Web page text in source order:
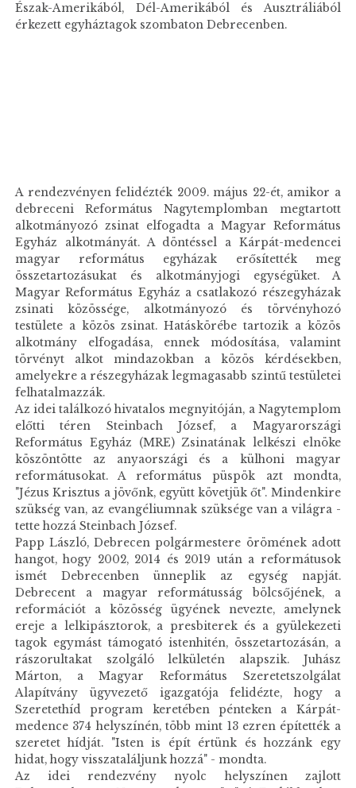
Észak-Amerikából, Dél-Amerikából és Ausztráliából
érkezett egyháztagok szombaton Debrecenben.
A rendezvényen felidézték 2009. május 22-ét, amikor a
debreceni Református Nagytemplomban megtartott
alkotmányozó zsinat elfogadta a Magyar Református
Egyház alkotmányát. A döntéssel a Kárpát-medencei
magyar református egyházak erősítették meg
összetartozásukat és alkotmányjogi egységüket. A
Magyar Református Egyház a csatlakozó részegyházak
zsinati közössége, alkotmányozó és törvényhozó
testülete a közös zsinat. Hatáskörébe tartozik a közös
alkotmány elfogadása, ennek módosítása, valamint
törvényt alkot mindazokban a közös kérdésekben,
amelyekre a részegyházak legmagasabb szintű testületei
felhatalmazzák.
Az idei találkozó hivatalos megnyitóján, a Nagytemplom
előtti téren Steinbach József, a Magyarországi
Református Egyház (MRE) Zsinatának lelkészi elnöke
köszöntötte az anyaországi és a külhoni magyar
reformátusokat. A református püspök azt mondta,
"Jézus Krisztus a jövőnk, együtt követjük őt". Mindenkire
szükség van, az evangéliumnak szüksége van a világra -
tette hozzá Steinbach József.
Papp László, Debrecen polgármestere örömének adott
hangot, hogy 2002, 2014 és 2019 után a reformátusok
ismét Debrecenben ünneplik az egység napját.
Debrecent a magyar reformátusság bölcsőjének, a
reformációt a közösség ügyének nevezte, amelynek
ereje a lelkipásztorok, a presbiterek és a gyülekezeti
tagok egymást támogató istenhitén, összetartozásán, a
rászorultakat szolgáló lelkületén alapszik. Juhász
Márton, a Magyar Református Szeretetszolgálat
Alapítvány ügyvezető igazgatója felidézte, hogy a
Szeretethíd program keretében pénteken a Kárpát-
medence 374 helyszínén, több mint 13 ezren építették a
szeretet hídját. "Isten is épít értünk és hozzánk egy
hidat, hogy visszataláljunk hozzá" - mondta.
Az idei rendezvény nyolc helyszínen zajlott